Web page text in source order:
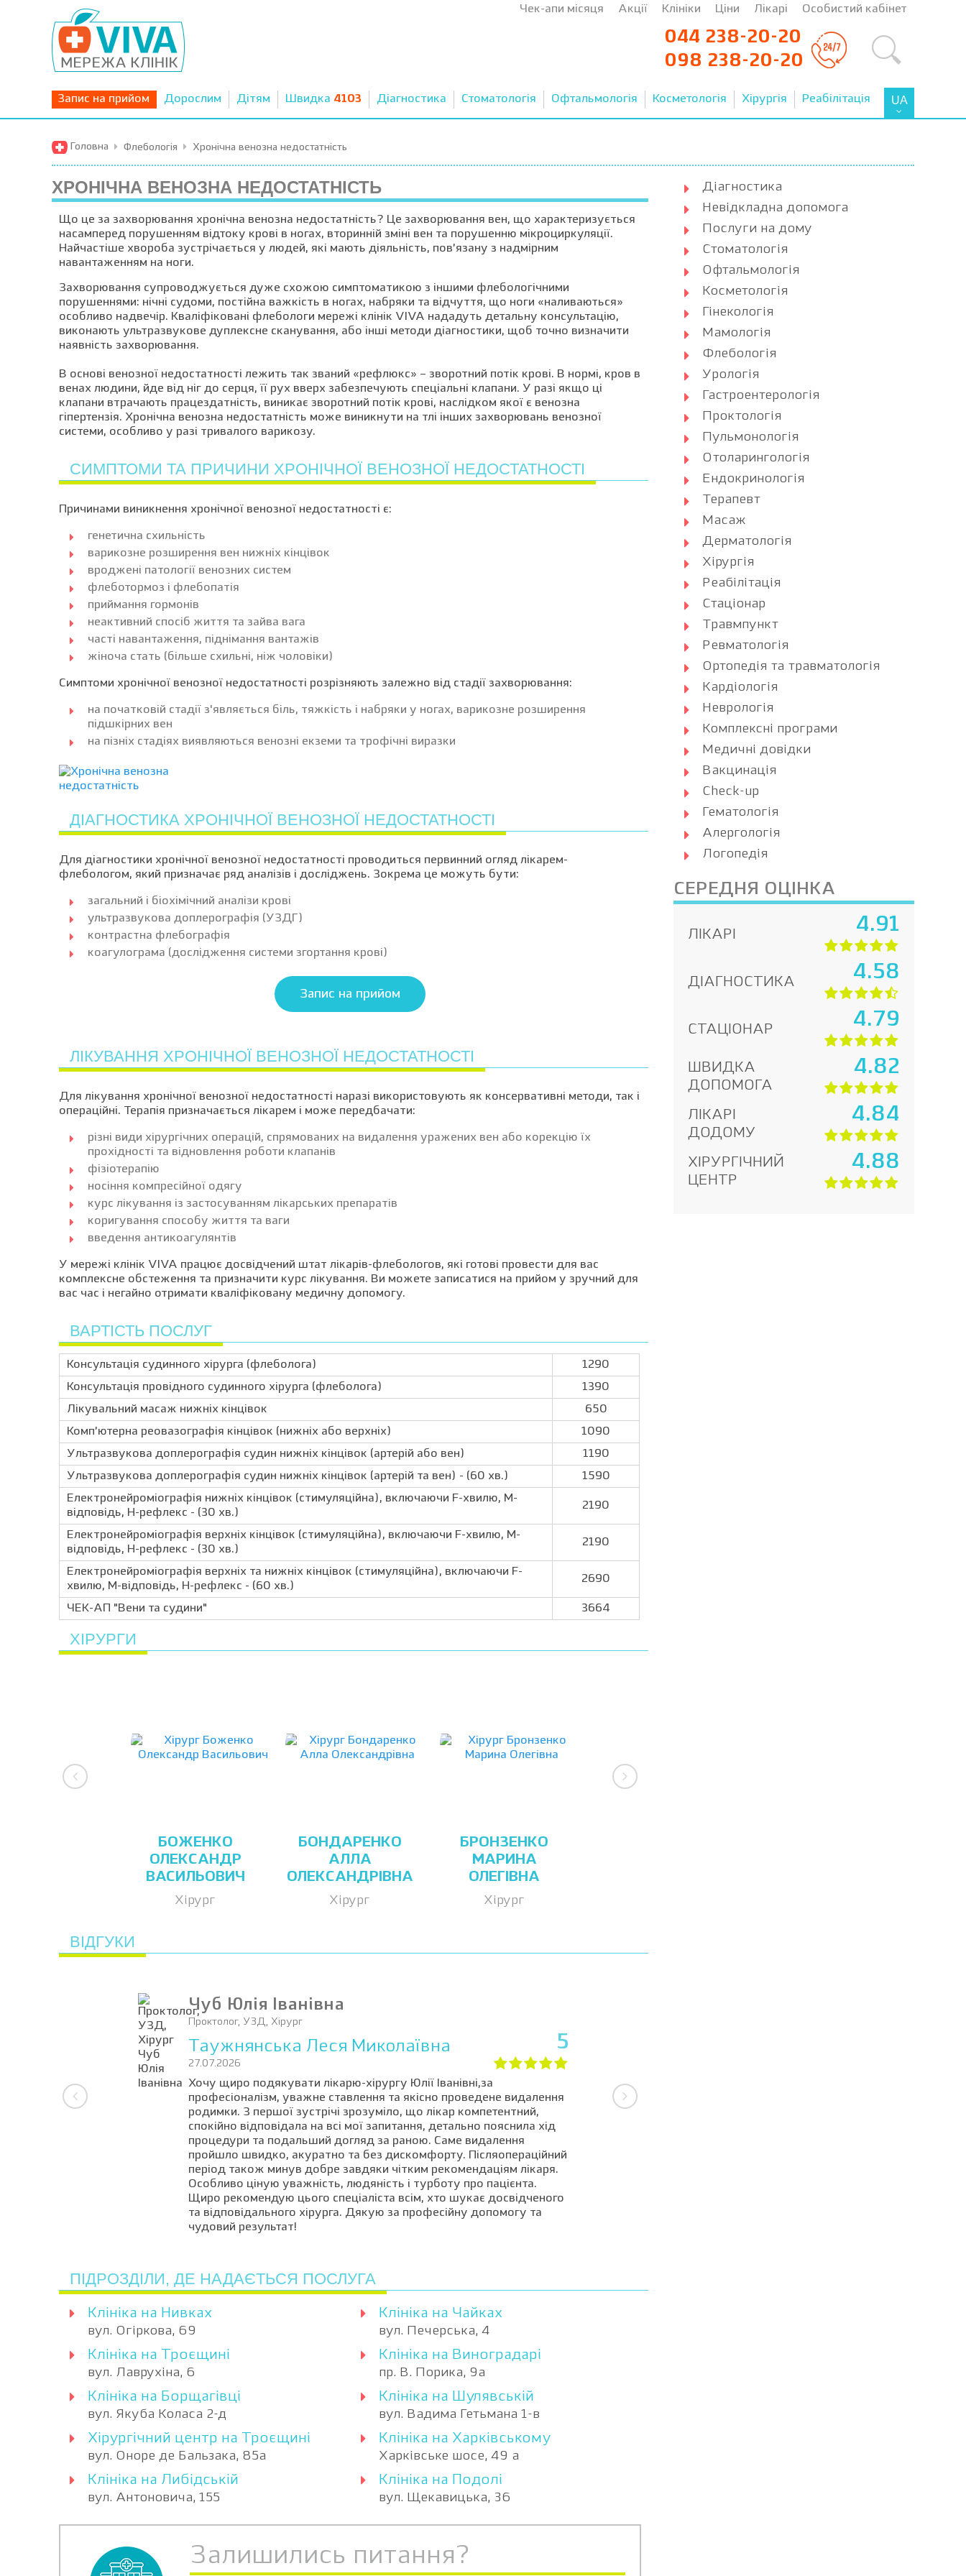
Чек-апи місяця Акції Клініки Ціни Лікарі Особистий кабінет
044 238-20-20
098 238-20-20
Запис на прийом Дорослим Дітям Швидка 4103 Діагностика Стоматологія Офтальмологія Косметологія Хірургія Реабілітація UA
Головна Флебологія Хронічна венозна недостатність
ХРОНІЧНА ВЕНОЗНА НЕДОСТАТНІСТЬ
Що це за захворювання хронічна венозна недостатність? Це захворювання вен, що характеризується
насамперед порушенням відтоку крові в ногах, вторинній зміні вен та порушенню мікроциркуляції.
Найчастіше хвороба зустрічається у людей, які мають діяльність, пов’язану з надмірним
навантаженням на ноги.
Захворювання супроводжується дуже схожою симптоматикою з іншими флебологічними
порушеннями: нічні судоми, постійна важкість в ногах, набряки та відчуття, що ноги «наливаються»
особливо надвечір. Кваліфіковані флебологи мережі клінік VIVA нададуть детальну консультацію,
виконають ультразвукове дуплексне сканування, або інші методи діагностики, щоб точно визначити
наявність захворювання.
В основі венозної недостатності лежить так званий «рефлюкс» – зворотний потік крові. В нормі, кров в
венах людини, йде від ніг до серця, її рух вверх забезпечують спеціальні клапани. У разі якщо ці
клапани втрачають працездатність, виникає зворотний потік крові, наслідком якої є венозна
гіпертензія. Хронічна венозна недостатність може виникнути на тлі інших захворювань венозної
системи, особливо у разі тривалого варикозу.
СИМПТОМИ ТА ПРИЧИНИ ХРОНІЧНОЇ ВЕНОЗНОЇ НЕДОСТАТНОСТІ
Причинами виникнення хронічної венозної недостатності є:
генетична схильність
варикозне розширення вен нижніх кінцівок
вроджені патології венозних систем
флеботормоз і флебопатія
приймання гормонів
неактивний спосіб життя та зайва вага
часті навантаження, піднімання вантажів
жіноча стать (більше схильні, ніж чоловіки)
Симптоми хронічної венозної недостатності розрізняють залежно від стадії захворювання:
на початковій стадії з'являється біль, тяжкість і набряки у ногах, варикозне розширення
підшкірних вен
на пізніх стадіях виявляються венозні екземи та трофічні виразки
ДІАГНОСТИКА ХРОНІЧНОЇ ВЕНОЗНОЇ НЕДОСТАТНОСТІ
Для діагностики хронічної венозної недостатності проводиться первинний огляд лікарем-
флебологом, який призначає ряд аналізів і досліджень. Зокрема це можуть бути:
загальний і біохімічний аналізи крові
ультразвукова доплерографія (УЗДГ)
контрастна флебографія
коагулограма (дослідження системи згортання крові)
Запис на прийом
ЛІКУВАННЯ ХРОНІЧНОЇ ВЕНОЗНОЇ НЕДОСТАТНОСТІ
Для лікування хронічної венозної недостатності наразі використовують як консервативні методи, так і
операційні. Терапія призначається лікарем і може передбачати:
різні види хірургічних операцій, спрямованих на видалення уражених вен або корекцію їх
прохідності та відновлення роботи клапанів
фізіотерапію
носіння компресійної одягу
курс лікування із застосуванням лікарських препаратів
коригування способу життя та ваги
введення антикоагулянтів
У мережі клінік VIVA працює досвідчений штат лікарів-флебологов, які готові провести для вас
комплексне обстеження та призначити курс лікування. Ви можете записатися на прийом у зручний для
вас час і негайно отримати кваліфіковану медичну допомогу.
ВАРТІСТЬ ПОСЛУГ
Консультація судинного хірурга (флеболога)
1290
Консультація провідного судинного хірурга (флеболога)
1390
Лікувальний масаж нижніх кінцівок
650
Комп’ютерна реовазографія кінцівок (нижніх або верхніх)
1090
Ультразвукова доплерографія судин нижніх кінцівок (артерій або вен)
1190
Ультразвукова доплерографія судин нижніх кінцівок (артерій та вен) - (60 хв.)
1590
Електронейроміографія нижніх кінцівок (стимуляційна), включаючи F-хвилю, М-
відповідь, Н-рефлекс - (30 хв.)
2190
Електронейроміографія верхніх кінцівок (стимуляційна), включаючи F-хвилю, М-
відповідь, Н-рефлекс - (30 хв.)
2190
Електронейроміографія верхніх та нижніх кінцівок (стимуляційна), включаючи F-
хвилю, М-відповідь, Н-рефлекс - (60 хв.)
2690
ЧЕК-АП "Вени та судини" 3664
ХІРУРГИ
БОЖЕНКО
ОЛЕКСАНДР
ВАСИЛЬОВИЧ
Хірург
БОНДАРЕНКО
АЛЛА
ОЛЕКСАНДРІВНА
Хірург
БРОНЗЕНКО
МАРИНА
ОЛЕГІВНА
Хірург
ВІДГУКИ
Чуб Юлія Іванівна
Проктолог, УЗД, Хірург
Таужнянська Леся Миколаївна
27.07.2026
5
Хочу щиро подякувати лікарю-хірургу Юлії Іванівні,за
професіоналізм, уважне ставлення та якісно проведене видалення
родимки. З першої зустрічі зрозуміло, що лікар компетентний,
спокійно відповідала на всі мої запитання, детально пояснила хід
процедури та подальший догляд за раною. Саме видалення
пройшло швидко, акуратно та без дискомфорту. Післяопераційний
період також минув добре завдяки чітким рекомендаціям лікаря.
Особливо ціную уважність, людяність і турботу про пацієнта.
Щиро рекомендую цього спеціаліста всім, хто шукає досвідченого
та відповідального хірурга. Дякую за професійну допомогу та
чудовий результат!
ПІДРОЗДІЛИ, ДЕ НАДАЄТЬСЯ ПОСЛУГА
Клініка на Нивках
вул. Огіркова, 69
Клініка на Чайках
вул. Печерська, 4
Клініка на Троєщині
вул. Лаврухіна, 6
Клініка на Виноградарі
пр. В. Порика, 9а
Клініка на Борщагівці
вул. Якуба Коласа 2-д
Клініка на Шулявській
вул. Вадима Гетьмана 1-в
Хірургічний центр на Троєщині
вул. Оноре де Бальзака, 85а
Клініка на Харківському
Харківське шосе, 49 а
Клініка на Либідській
вул. Антоновича, 155
Клініка на Подолі
вул. Щекавицька, 36
Залишились питання?
Діагностика
Невідкладна допомога
Послуги на дому
Стоматологія
Офтальмологія
Косметологія
Гінекологія
Мамологія
Флебологія
Урологія
Гастроентерологія
Проктологія
Пульмонологія
Отоларингологія
Ендокринологія
Терапевт
Масаж
Дерматологія
Хірургія
Реабілітація
Стаціонар
Травмпункт
Ревматологія
Ортопедія та травматологія
Кардіологія
Неврологія
Комплексні програми
Медичні довідки
Вакцинація
Check-up
Гематологія
Алергологія
Логопедія
СЕРЕДНЯ ОЦІНКА
ЛІКАРІ 4.91
ДІАГНОСТИКА 4.58
СТАЦІОНАР 4.79
ШВИДКА
ДОПОМОГА
4.82
ЛІКАРІ
ДОДОМУ
4.84
ХІРУРГІЧНИЙ
ЦЕНТР
4.88